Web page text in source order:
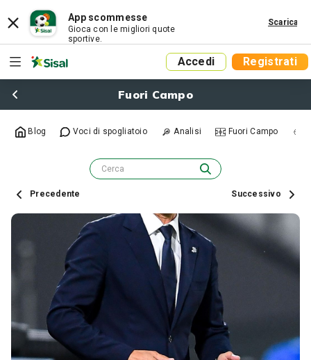
App scommesse
Gioca con le migliori quote
sportive.
Scarica
Accedi Registrati
Fuori Campo
Blog Voci di spogliatoio Analisi Fuori Campo
Precedente Successivo